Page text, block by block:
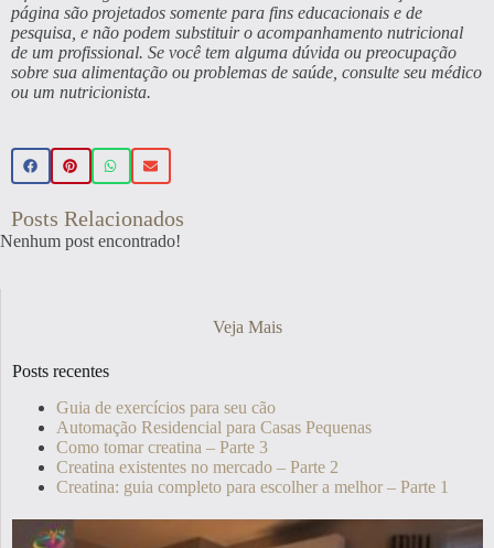
página são projetados somente para fins educacionais e de
pesquisa, e não podem substituir o acompanhamento nutricional
de um profissional. Se você tem alguma dúvida ou preocupação
sobre sua alimentação ou problemas de saúde, consulte seu médico
ou um nutricionista.
Posts Relacionados
Nenhum post encontrado!
Veja Mais
Posts recentes
Guia de exercícios para seu cão
Automação Residencial para Casas Pequenas
Como tomar creatina – Parte 3
Creatina existentes no mercado – Parte 2
Creatina: guia completo para escolher a melhor – Parte 1